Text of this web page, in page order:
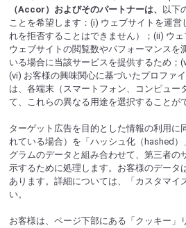
（Accor）およびそのパートナーは、
以下
ことを希望します：(i) ウェブサイトを運
れを拒否することはできません）；(ii) ウ
ウェブサイトの閲覧数やパフォーマンス
いる場合に当該サービスを提供するため；
(vi) お客様の興味関心に基づいたプロファ
は、各端末（スマートフォン、コンピュー
て、これらの異なる用途を選択することが
ターゲット広告を目的とした情報の利用に
れている場合）を「ハッシュ化（hashed
グラムのデータと組み合わせて、第三者
示するために処理します。お客様のデー
あります。詳細については、「カスタマイ
い。
お客様は、ページ下部にある「クッキー」